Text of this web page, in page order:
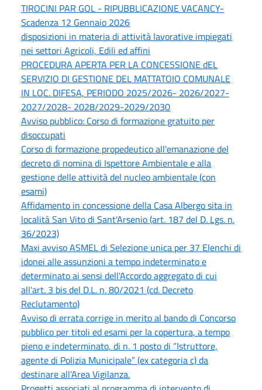
TIROCINI PAR GOL - RIPUBBLICAZIONE VACANCY-
Scadenza 12 Gennaio 2026
disposizioni in materia di attività lavorative impiegati
nei settori Agricoli, Edili ed affini
PROCEDURA APERTA PER LA CONCESSIONE dEL
SERVIZIO DI GESTIONE DEL MATTATOIO COMUNALE
IN LOC. DIFESA, PERIODO 2025/2026- 2026/2027-
2027/2028- 2028/2029-2029/2030
Avviso pubblico: Corso di formazione gratuito per
disoccupati
Corso di formazione propedeutico all'emanazione del
decreto di nomina di Ispettore Ambientale e alla
gestione delle attività del nucleo ambientale (con
esami)
Affidamento in concessione della Casa Albergo sita in
località San Vito di Sant'Arsenio (art. 187 del D. Lgs. n.
36/2023)
Maxi avviso ASMEL di Selezione unica per 37 Elenchi di
idonei alle assunzioni a tempo indeterminato e
determinato ai sensi dell'Accordo aggregato di cui
all'art. 3 bis del D.L. n. 80/2021 (cd. Decreto
Reclutamento)
Avviso di errata corrige in merito al bando di Concorso
pubblico per titoli ed esami per la copertura, a tempo
pieno e indeterminato, di n. 1 posto di “Istruttore,
agente di Polizia Municipale” (ex categoria c) da
destinare all’Area Vigilanza.